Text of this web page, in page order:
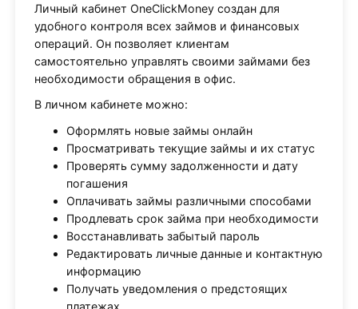
Личный кабинет OneClickMoney создан для
удобного контроля всех займов и финансовых
операций. Он позволяет клиентам
самостоятельно управлять своими займами без
необходимости обращения в офис.
В личном кабинете можно:
Оформлять новые займы онлайн
Просматривать текущие займы и их статус
Проверять сумму задолженности и дату
погашения
Оплачивать займы различными способами
Продлевать срок займа при необходимости
Восстанавливать забытый пароль
Редактировать личные данные и контактную
информацию
Получать уведомления о предстоящих
платежах